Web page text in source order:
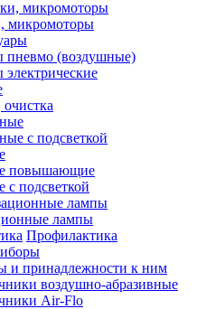
микромоторы
пневмо (воздушные)
с подсветкой
повышающие
с подсветкой
лампы
Профилактика
и принадлежности к ним
воздушно-абразивные
Air-Flo